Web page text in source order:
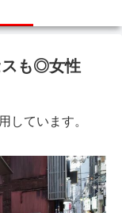
スも◎女性
しています。